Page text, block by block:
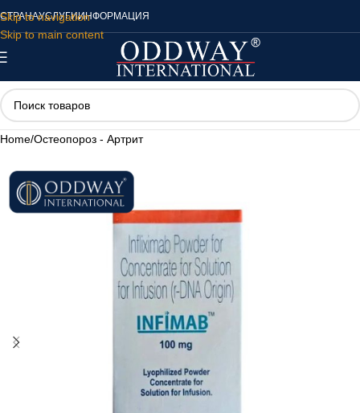
Skip to navigation
Skip to main content
СТРАНАУСЛУГИИНФОРМАЦИЯ
Home/Остеопороз - Артрит